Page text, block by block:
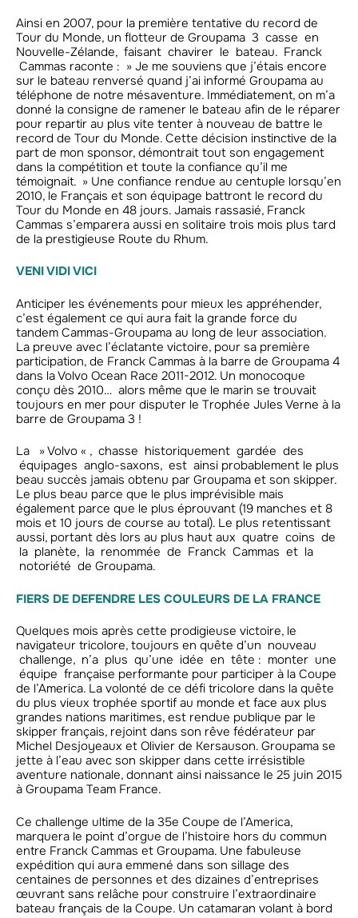
Ainsi en 2007, pour la première tentative du record de
Tour du Monde, un flotteur de Groupama 3 casse en
Nouvelle-Zélande, faisant chavirer le bateau. Franck
Cammas raconte : » Je me souviens que j’étais encore
sur le bateau renversé quand j’ai informé Groupama au
téléphone de notre mésaventure. Immédiatement, on m’a
donné la consigne de ramener le bateau afin de le réparer
pour repartir au plus vite tenter à nouveau de battre le
record de Tour du Monde. Cette décision instinctive de la
part de mon sponsor, démontrait tout son engagement
dans la compétition et toute la confiance qu’il me
témoignait. » Une confiance rendue au centuple lorsqu’en
2010, le Français et son équipage battront le record du
Tour du Monde en 48 jours. Jamais rassasié, Franck
Cammas s’emparera aussi en solitaire trois mois plus tard
de la prestigieuse Route du Rhum.
VENI VIDI VICI
Anticiper les événements pour mieux les appréhender,
c’est également ce qui aura fait la grande force du
tandem Cammas-Groupama au long de leur association.
La preuve avec l’éclatante victoire, pour sa première
participation, de Franck Cammas à la barre de Groupama 4
dans la Volvo Ocean Race 2011-2012. Un monocoque
conçu dès 2010… alors même que le marin se trouvait
toujours en mer pour disputer le Trophée Jules Verne à la
barre de Groupama 3 !
La » Volvo « , chasse historiquement gardée des
équipages anglo-saxons, est ainsi probablement le plus
beau succès jamais obtenu par Groupama et son skipper.
Le plus beau parce que le plus imprévisible mais
également parce que le plus éprouvant (19 manches et 8
mois et 10 jours de course au total). Le plus retentissant
aussi, portant dès lors au plus haut aux quatre coins de
la planète, la renommée de Franck Cammas et la
notoriété de Groupama.
FIERS DE DEFENDRE LES COULEURS DE LA FRANCE
Quelques mois après cette prodigieuse victoire, le
navigateur tricolore, toujours en quête d’un nouveau
challenge, n’a plus qu’une idée en tête : monter une
équipe française performante pour participer à la Coupe
de l’America. La volonté de ce défi tricolore dans la quête
du plus vieux trophée sportif au monde et face aux plus
grandes nations maritimes, est rendue publique par le
skipper français, rejoint dans son rêve fédérateur par
Michel Desjoyeaux et Olivier de Kersauson. Groupama se
jette à l’eau avec son skipper dans cette irrésistible
aventure nationale, donnant ainsi naissance le 25 juin 2015
à Groupama Team France.
Ce challenge ultime de la 35e Coupe de l’America,
marquera le point d’orgue de l’histoire hors du commun
entre Franck Cammas et Groupama. Une fabuleuse
expédition qui aura emmené dans son sillage des
centaines de personnes et des dizaines d’entreprises
œuvrant sans relâche pour construire l’extraordinaire
bateau français de la Coupe. Un catamaran volant à bord